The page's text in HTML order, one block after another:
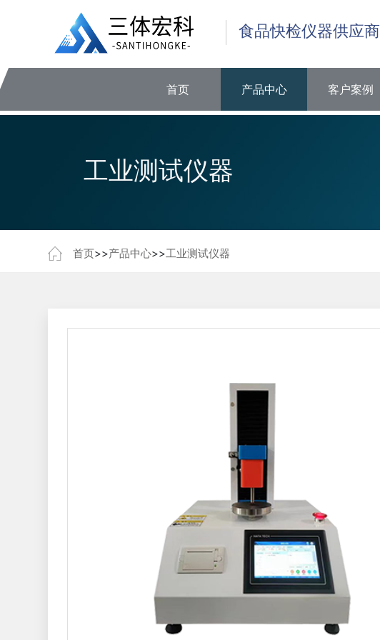
食品快检仪器供应商
首页 产品中心 客户案例
工业测试仪器
首页>>产品中心>>工业测试仪器